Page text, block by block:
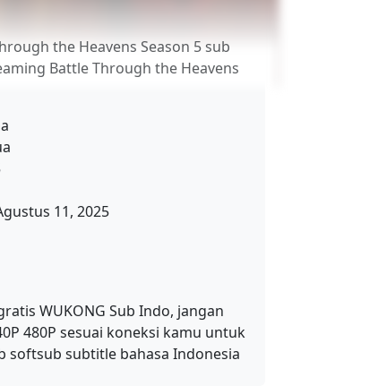
the Heavens Season 5 sub
Battle Through the Heavens
11, 2025
WUKONG Sub Indo, jangan
480P sesuai koneksi kamu untuk
softsub subtitle bahasa Indonesia